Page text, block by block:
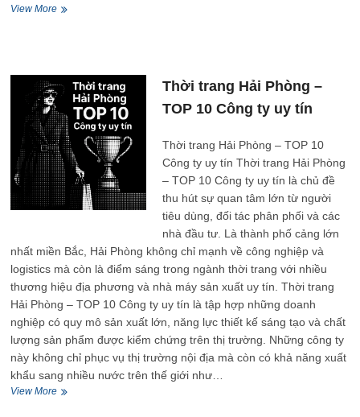
View MoreSửa
TOP
10
Công
ty
uy
tín
Thời trang Hải Phòng –
TOP 10 Công ty uy tín
Thời trang Hải Phòng – TOP 10
Công ty uy tín Thời trang Hải Phòng
– TOP 10 Công ty uy tín là chủ đề
thu hút sự quan tâm lớn từ người
tiêu dùng, đối tác phân phối và các
nhà đầu tư. Là thành phố cảng lớn
nhất miền Bắc, Hải Phòng không chỉ mạnh về công nghiệp và
logistics mà còn là điểm sáng trong ngành thời trang với nhiều
thương hiệu địa phương và nhà máy sản xuất uy tín. Thời trang
Hải Phòng – TOP 10 Công ty uy tín là tập hợp những doanh
nghiệp có quy mô sản xuất lớn, năng lực thiết kế sáng tạo và chất
lượng sản phẩm được kiểm chứng trên thị trường. Những công ty
này không chỉ phục vụ thị trường nội địa mà còn có khả năng xuất
khẩu sang nhiều nước trên thế giới như…
View MoreThời